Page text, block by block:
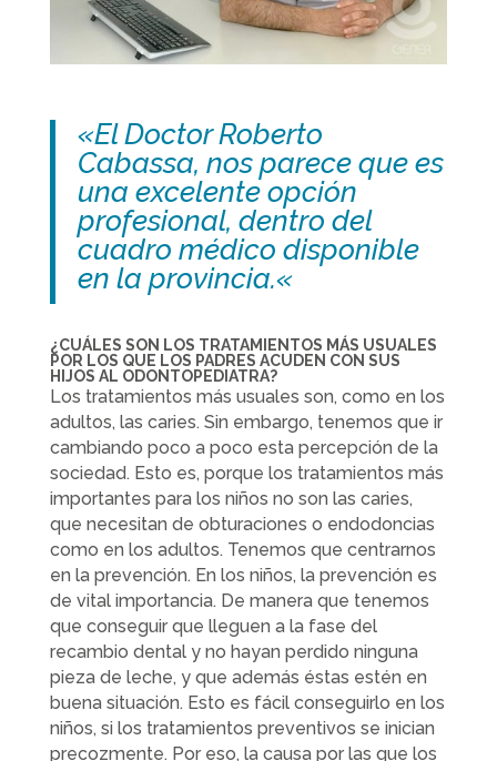
«El Doctor Roberto
Cabassa, nos parece que es
una excelente opción
profesional, dentro del
cuadro médico disponible
en la provincia.«
¿CUÁLES SON LOS TRATAMIENTOS MÁS USUALES
POR LOS QUE LOS PADRES ACUDEN CON SUS
HIJOS AL ODONTOPEDIATRA?
Los tratamientos más usuales son, como en los
adultos, las caries. Sin embargo, tenemos que ir
cambiando poco a poco esta percepción de la
sociedad. Esto es, porque los tratamientos más
importantes para los niños no son las caries,
que necesitan de obturaciones o endodoncias
como en los adultos. Tenemos que centrarnos
en la prevención. En los niños, la prevención es
de vital importancia. De manera que tenemos
que conseguir que lleguen a la fase del
recambio dental y no hayan perdido ninguna
pieza de leche, y que además éstas estén en
buena situación. Esto es fácil conseguirlo en los
niños, si los tratamientos preventivos se inician
precozmente. Por eso, la causa por las que los